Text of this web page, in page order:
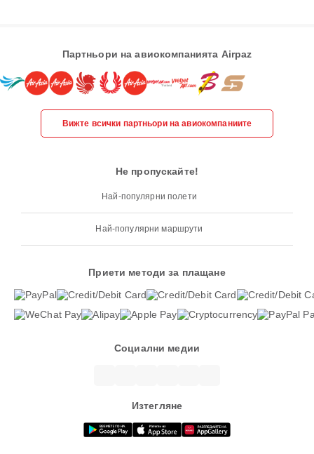
Партньори на авиокомпанията Airpaz
Вижте всички партньори на авиокомпаниите
Не пропускайте!
Най-популярни полети
Най-популярни маршрути
Приети методи за плащане
Социални медии
Изтегляне